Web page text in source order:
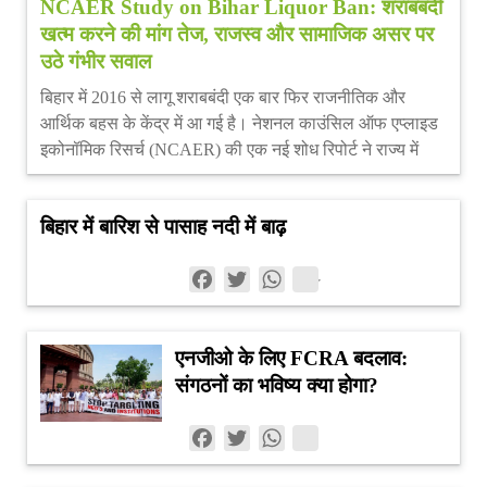
Bihar
No.1
News
Portal
NCAER Study on Bihar Liquor Ban: शराबबंदी
खत्म करने की मांग तेज, राजस्व और सामाजिक असर पर
उठे गंभीर सवाल
बिहार में 2016 से लागू शराबबंदी एक बार फिर राजनीतिक और
आर्थिक बहस के केंद्र में आ गई है। नेशनल काउंसिल ऑफ एप्लाइड
इकोनॉमिक रिसर्च (NCAER) की एक नई शोध रिपोर्ट ने राज्य में
शराबबंदी को समाप्त करने की सिफारिश की है। रिपोर्ट का तर्क है कि
हासिल करने में सफल नहीं रहा, जबकि इसके कारण राज्य को
सरकारी खर्च भी बढ़ा। रिपोर्ट में खास तौर पर महिलाओं के खिलाफ
अपराध, अवैध शराब के कारोबार, वैकल्पिक नशीले पदार्थों के
2016 में लागू हुई थी पूर्ण शराबबंदी
बिहार सरकार ने अप्रैल 2016 में शराब की बिक्री और सेवन पर पूर्ण
प्रतिबंध लागू किया था। इस नीति का प्रमुख उद्देश्य शराब की वजह
से होने वाली घरेलू हिंसा, महिलाओं के खिलाफ अपराध और
सामाजिक समस्याओं को कम करना था। उस समय शराबबंदी को
बिहार में बारिश से पासाह नदी में बाढ़
Facebook
Twitter WhatsApp
एनजीओ के लिए FCRA बदलाव:
संगठनों का भविष्य क्या होगा?
Facebook
Twitter